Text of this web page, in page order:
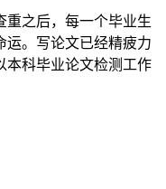
重之后，每一个毕业生
运。写论文已经精疲力
本科毕业论文检测工作